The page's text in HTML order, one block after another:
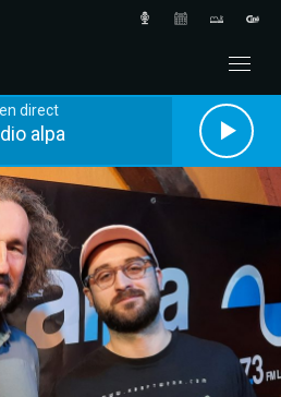
direct
alpa